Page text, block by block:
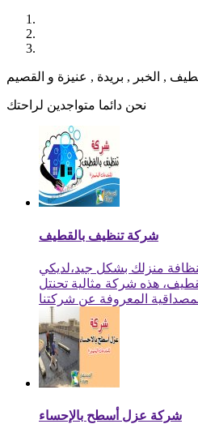
, الخبر , بريدة , عنيزة و القصيم
نحن دائما متواجدين لراحتك
شركة تنظيف بالقطيف
منزلك بشكل جيد،لديكي
هذه شركة مثالية تحنتل
شركة عزل أسطح بالإحساء